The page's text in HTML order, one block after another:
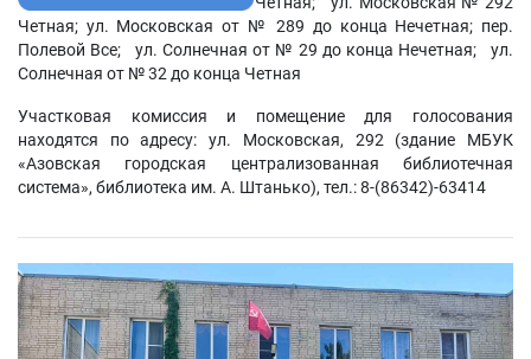
Четная; ул. Московская от № 289 до конца Нечетная; пер.
Полевой Все; ул. Солнечная от № 29 до конца Нечетная; ул.
Солнечная от № 32 до конца Четная
Участковая комиссия и помещение для голосования
находятся по адресу: ул. Московская, 292 (здание МБУК
«Азовская городская централизованная библиотечная
система», библиотека им. А. Штанько), тел.: 8-(86342)-63414